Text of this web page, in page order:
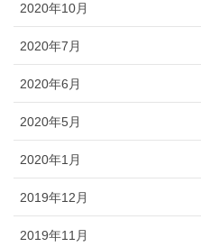
2020年10月
2020年7月
2020年6月
2020年5月
2020年1月
2019年12月
2019年11月